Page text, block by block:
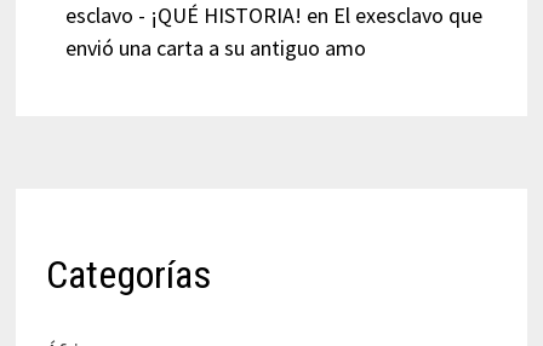
esclavo - ¡QUÉ HISTORIA! en El exesclavo que
envió una carta a su antiguo amo
Categorías